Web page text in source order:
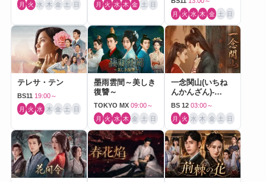
月 火 水 木 金 土 日 月 火 水 木 金 土 日
月 火 水 木 金 土 日
テレサ・テン
BS11 19:00～
月 火 水 木 金 土 日
墨雨雲間～美しき
復讐～
TOKYO MX 09:00～
月 火 水 木 金 土 日
一念関山(いちね
んかんざん)-
Journey to Love-
BS 12 03:00～
月 火 水 木 金 土 日